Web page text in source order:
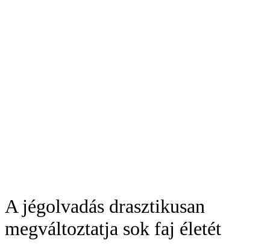
A jégolvadás drasztikusan
megváltoztatja sok faj életét